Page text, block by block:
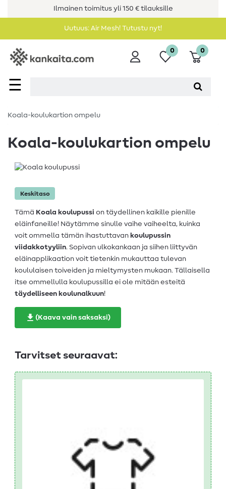
Ilmainen toimitus yli 150 € tilauksille
Uutuus: Air Mesh! Tutustu nyt!
☰
0 0
Koala-koulukartion ompelu
Koala-koulukartion ompelu
Keskitaso
Tämä Koala koulupussi on täydellinen kaikille pienille
eläinfaneille! Näytämme sinulle vaihe vaiheelta, kuinka
voit ommella tämän ihastuttavan koulupussin
viidakkotyyliin. Sopivan ulkokankaan ja siihen liittyvän
eläinapplikaation voit tietenkin mukauttaa tulevan
koululaisen toiveiden ja mieltymysten mukaan. Tällaisella
itse ommellulla koulupussilla ei ole mitään esteitä
täydelliseen koulunalkuun!
(Kaava vain saksaksi)
Tarvitset seuraavat: